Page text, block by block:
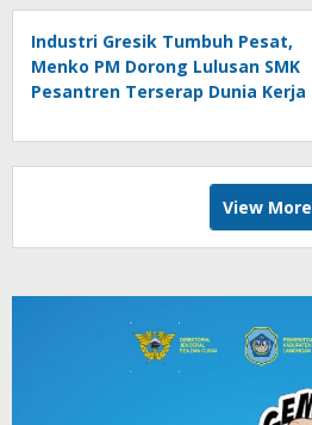
Industri Gresik Tumbuh Pesat,
Menko PM Dorong Lulusan SMK
Pesantren Terserap Dunia Kerja
View More